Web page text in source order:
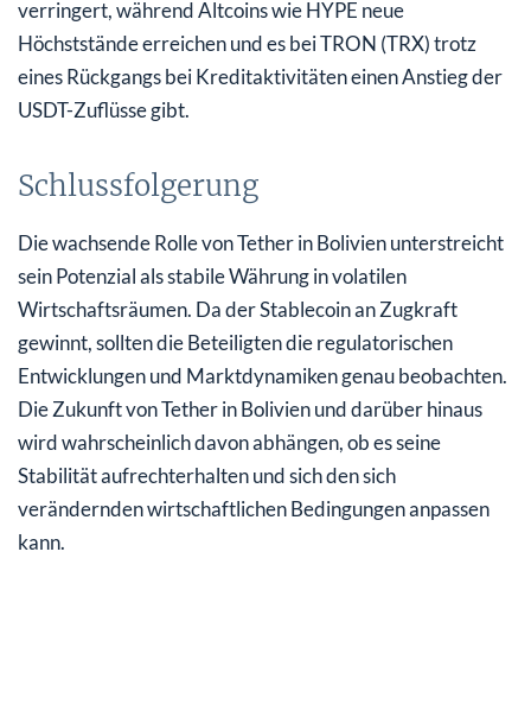
verringert, während Altcoins wie HYPE neue
Höchststände erreichen und es bei TRON (TRX) trotz
eines Rückgangs bei Kreditaktivitäten einen Anstieg der
USDT-Zuflüsse gibt.
Schlussfolgerung
Die wachsende Rolle von Tether in Bolivien unterstreicht
sein Potenzial als stabile Währung in volatilen
Wirtschaftsräumen. Da der Stablecoin an Zugkraft
gewinnt, sollten die Beteiligten die regulatorischen
Entwicklungen und Marktdynamiken genau beobachten.
Die Zukunft von Tether in Bolivien und darüber hinaus
wird wahrscheinlich davon abhängen, ob es seine
Stabilität aufrechterhalten und sich den sich
verändernden wirtschaftlichen Bedingungen anpassen
kann.